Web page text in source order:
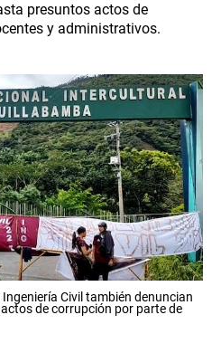
presuntos actos de
y administrativos.
Civil también denuncian
de corrupción por parte de